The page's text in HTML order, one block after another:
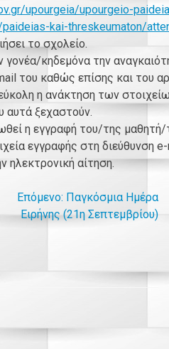
upourgeia/upourgeio-
kai-threskeumaton/
το σχολείο.
γονέα/κηδεμόνα την
του καθώς επίσης και του
η ανάκτηση των
αυτά ξεχαστούν.
η εγγραφή του/της
εγγραφής στη διεύθυνση
ηλεκτρονική αίτηση.
Επόμενο: Παγκόσμια Ημέρα
Ειρήνης (21η Σεπτεμβρίου)